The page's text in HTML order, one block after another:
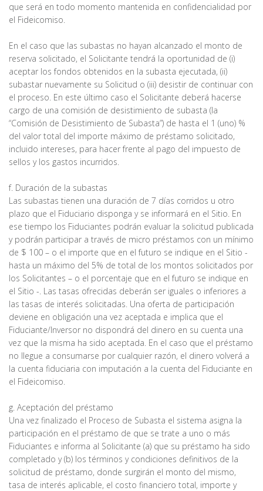
que será en todo momento mantenida en confidencialidad por
el Fideicomiso.
En el caso que las subastas no hayan alcanzado el monto de
reserva solicitado, el Solicitante tendrá la oportunidad de (i)
aceptar los fondos obtenidos en la subasta ejecutada, (ii)
subastar nuevamente su Solicitud o (iii) desistir de continuar con
el proceso. En este último caso el Solicitante deberá hacerse
cargo de una comisión de desistimiento de subasta (la
“Comisión de Desistimiento de Subasta”) de hasta el 1 (uno) %
del valor total del importe máximo de préstamo solicitado,
incluido intereses, para hacer frente al pago del impuesto de
sellos y los gastos incurridos.
f. Duración de la subastas
Las subastas tienen una duración de 7 días corridos u otro
plazo que el Fiduciario disponga y se informará en el Sitio. En
ese tiempo los Fiduciantes podrán evaluar la solicitud publicada
y podrán participar a través de micro préstamos con un mínimo
de $ 100 – o el importe que en el futuro se indique en el Sitio -
hasta un máximo del 5% de total de los montos solicitados por
los Solicitantes – o el porcentaje que en el futuro se indique en
el Sitio -. Las tasas ofrecidas deberán ser iguales o inferiores a
las tasas de interés solicitadas. Una oferta de participación
deviene en obligación una vez aceptada e implica que el
Fiduciante/Inversor no dispondrá del dinero en su cuenta una
vez que la misma ha sido aceptada. En el caso que el préstamo
no llegue a consumarse por cualquier razón, el dinero volverá a
la cuenta fiduciaria con imputación a la cuenta del Fiduciante en
el Fideicomiso.
g. Aceptación del préstamo
Una vez finalizado el Proceso de Subasta el sistema asigna la
participación en el préstamo de que se trate a uno o más
Fiduciantes e informa al Solicitante (a) que su préstamo ha sido
completado y (b) los términos y condiciones definitivos de la
solicitud de préstamo, donde surgirán el monto del mismo,
tasa de interés aplicable, el costo financiero total, importe y